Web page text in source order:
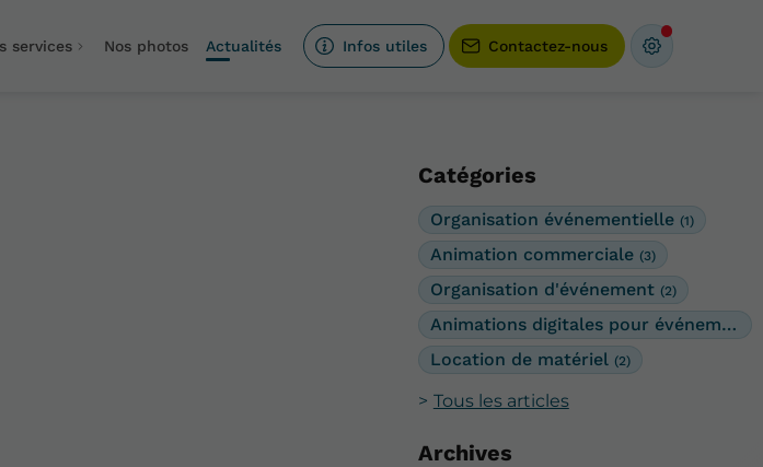
services Nos photos Actualités Infos utiles Contactez-nous
Catégories
Organisation événementielle (1)
Animation commerciale (3)
Organisation d'événement (2)
Animations digitales pour événements
Location de matériel (2)
Tous les articles
Archives